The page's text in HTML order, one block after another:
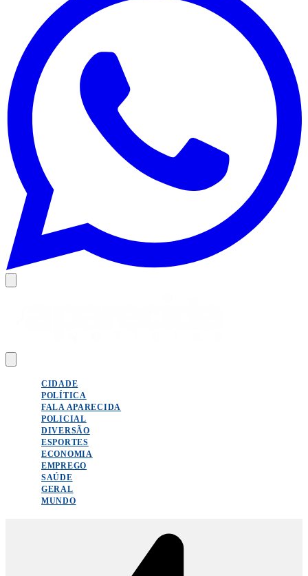
CIDADE
POLÍTICA
FALA APARECIDA
POLICIAL
DIVERSÃO
ESPORTES
ECONOMIA
EMPREGO
SAÚDE
GERAL
MUNDO